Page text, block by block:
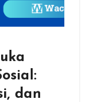
dan